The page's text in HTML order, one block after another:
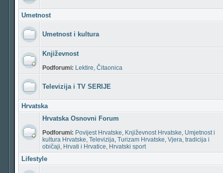
Umetnost
Umetnost i kultura
Književnost
Podforumi: Lektire, Čitaonica
Televizija i TV SERIJE
Hrvatska
Hrvatska Osnovni Forum
Podforumi: Povijest Hrvatske, Književnost Hrvatske, Umjetnost i
kultura Hrvatske, Televizija, Turizam Hrvatske, Vjera, tradicija i
običaji, Hrvati i Hrvatice, Hrvatski sport
Lifestyle